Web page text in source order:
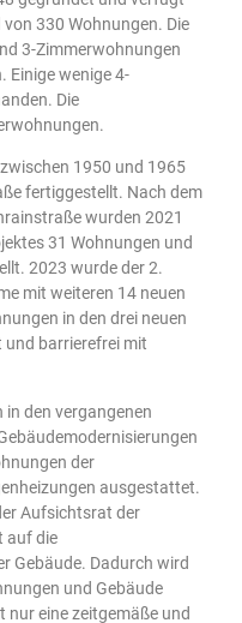
330 Wohnungen. Die
3-Zimmerwohnungen
Einige wenige 4-
Die
1950 und 1965
fertiggestellt. Nach dem
wurden 2021
31 Wohnungen und
2023 wurde der 2.
mit weiteren 14 neuen
in den drei neuen
barrierefrei mit
in den vergangenen
der
ausgestattet.
Aufsichtsrat der
auf die
Gebäude. Dadurch wird
und Gebäude
eine zeitgemäße und